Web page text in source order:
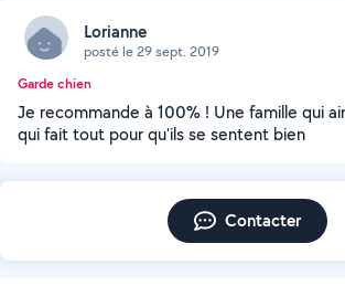
Lorianne
posté le 29 sept. 2019
Garde chien
Je recommande à 100% ! Une famille qui
qui fait tout pour qu'ils se sentent bien
Contacter